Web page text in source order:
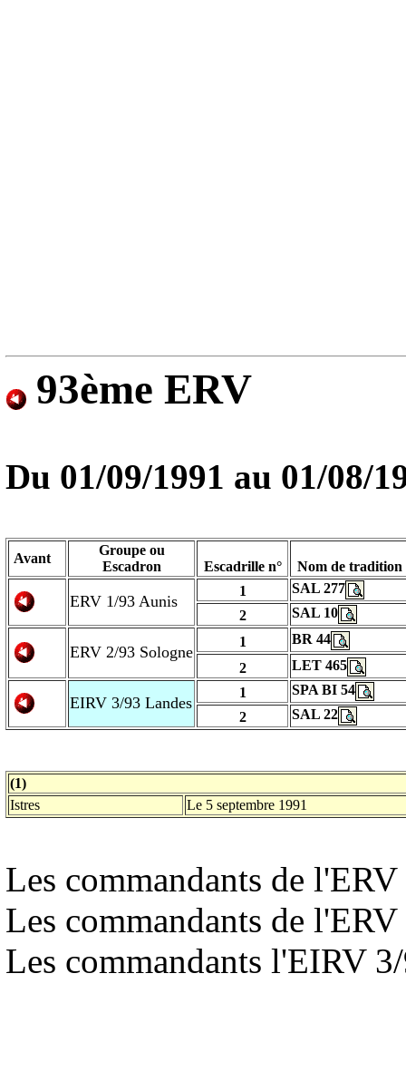
93ème ERV
Du 01/09/1991 au 01/08/
Avant
Groupe ou
Escadron
Escadrille n° Nom de tradition
ERV 1/93 Aunis
1
SAL 277
2
SAL 10
ERV 2/93 Sologne
1
BR 44
2
LET 465
EIRV 3/93 Landes
1
SPA BI 54
2
SAL 22
(1)
Istres
Le 5 septembre 1991
Les commandants de
Les commandants de
Les commandants l'EIRV